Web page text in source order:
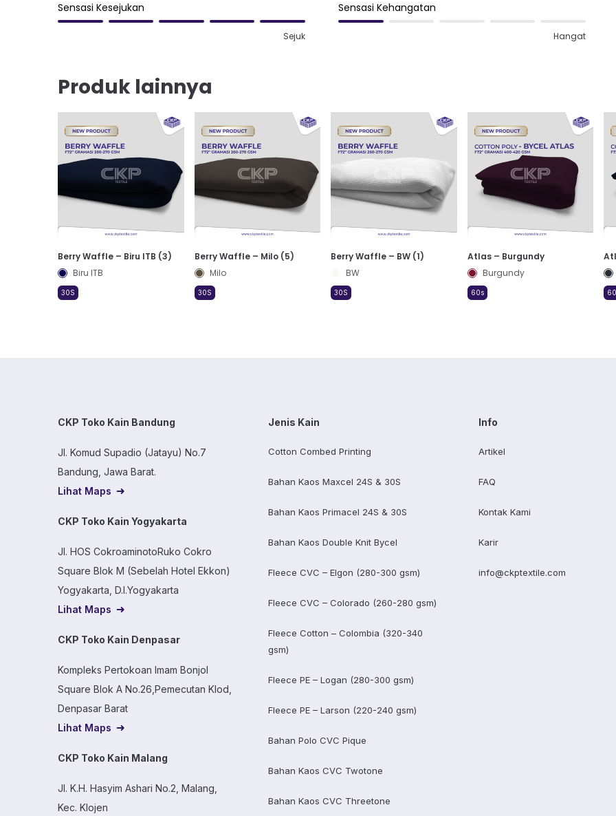
Sensasi Kesejukan
Sejuk
Sensasi Kehangatan
Hangat
Produk lainnya
Berry Waffle – Biru ITB (3)
Biru ITB
30S
Berry Waffle – Milo (5)
Milo
30S
Berry Waffle – BW (1)
BW
30S
Atlas – Burgundy
Burgundy
60s
CKP Toko Kain Bandung
Jl. Komud Supadio (Jatayu) No.7
Bandung, Jawa Barat.
Lihat Maps
CKP Toko Kain Yogyakarta
Jl. HOS CokroaminotoRuko Cokro
Square Blok M (Sebelah Hotel Ekkon)
Yogyakarta, D.I.Yogyakarta
Lihat Maps
CKP Toko Kain Denpasar
Kompleks Pertokoan Imam Bonjol
Square Blok A No.26,Pemecutan Klod,
Denpasar Barat
Lihat Maps
CKP Toko Kain Malang
Jl. K.H. Hasyim Ashari No.2, Malang,
Kec. Klojen
Jenis Kain
Cotton Combed Printing
Bahan Kaos Maxcel 24S & 30S
Bahan Kaos Primacel 24S & 30S
Bahan Kaos Double Knit Bycel
Fleece CVC – Elgon (280-300 gsm)
Fleece CVC – Colorado (260-280 gsm)
Fleece Cotton – Colombia (320-340
gsm)
Fleece PE – Logan (280-300 gsm)
Fleece PE – Larson (220-240 gsm)
Bahan Polo CVC Pique
Bahan Kaos CVC Twotone
Bahan Kaos CVC Threetone
Info
Artikel
FAQ
Kontak Kami
Karir
info@ckptextile.com